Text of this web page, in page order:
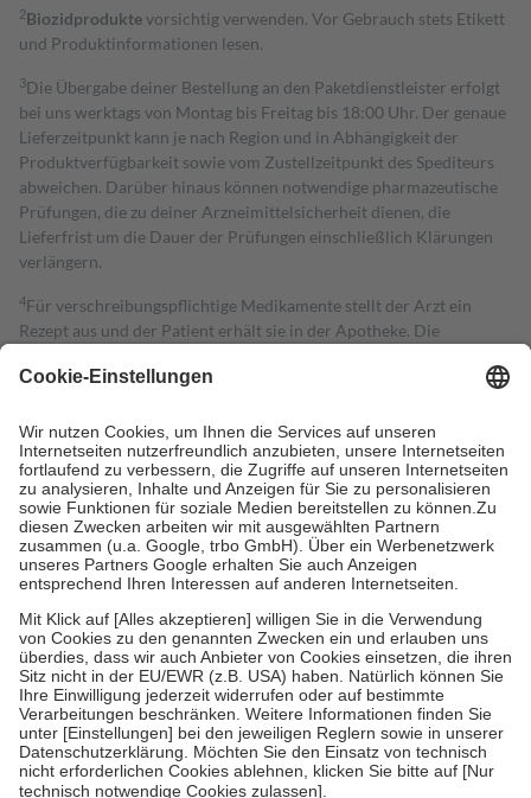
2Biozidproduktevorsichtig verwenden. Vor Gebrauch stets Etikett
und Produktinformationen lesen.
3Die Übergabe deiner Bestellung an den Paketdienstleister erfolgt
bei uns werktags von Montag bis Freitag bis 18:00 Uhr. Der genaue
Lieferzeitpunkt kann je nach Region und in Abhängigkeit der
Produktverfügbarkeit sowie vom Zustellzeitpunkt des Spediteurs
abweichen. Darüber hinaus können notwendige pharmazeutische
Prüfungen, die zu deiner Arzneimittelsicherheit dienen, die
Lieferfrist um die Dauer der Prüfungen einschließlich Klärungen
verlängern.
4Für verschreibungspflichtige Medikamente stellt der Arzt ein
Rezept aus und der Patient erhält sie in der Apotheke. Die
Kosten dafür, der Versicherte trägt einen Teil davon als Zuzahlung
Grundsätzlich leisten Mitglieder Zuzahlungen in Höhe von zehn
Prozent des Abgabepreises,mindestensjedochfünf Euround
höchstens zehn Euro.Es sind jedoch nie mehr als die tatsächlichen
Kosten der Leistung zu entrichten.
Diese Regeln gelten grundsätzlich auch für Online-Apotheken.
Bei Heilmitteln und häuslicher Krankenpflege beträgt die
Zuzahlung zehn Prozent der Kosten sowie zehn Euro je
Um das Engagement der Versicherten für ihre eigene Gesundheit zu
stärken und die besondere Stellung der Familie zu unterstützen,
fallenkeine Zuzahlungen an bei:
• Kindern und Jugendlichen bis zum vollendeten 18. Lebensjahr
mit Ausnahme der Fahrkosten
• Untersuchungen zur Vorsorge und Früherkennung, die von der
GKV getragen werden